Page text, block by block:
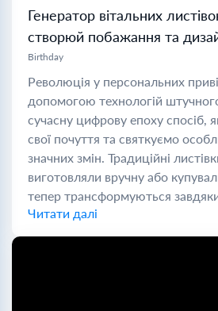
Генератор вітальних
створюй побажання та
Birthday
Революція у персональних
допомогою технологій
сучасну цифрову епоху спосіб,
свої почуття та святкуємо
значних змін. Традиційні
виготовляли вручну або
тепер трансформуються
Читати далі